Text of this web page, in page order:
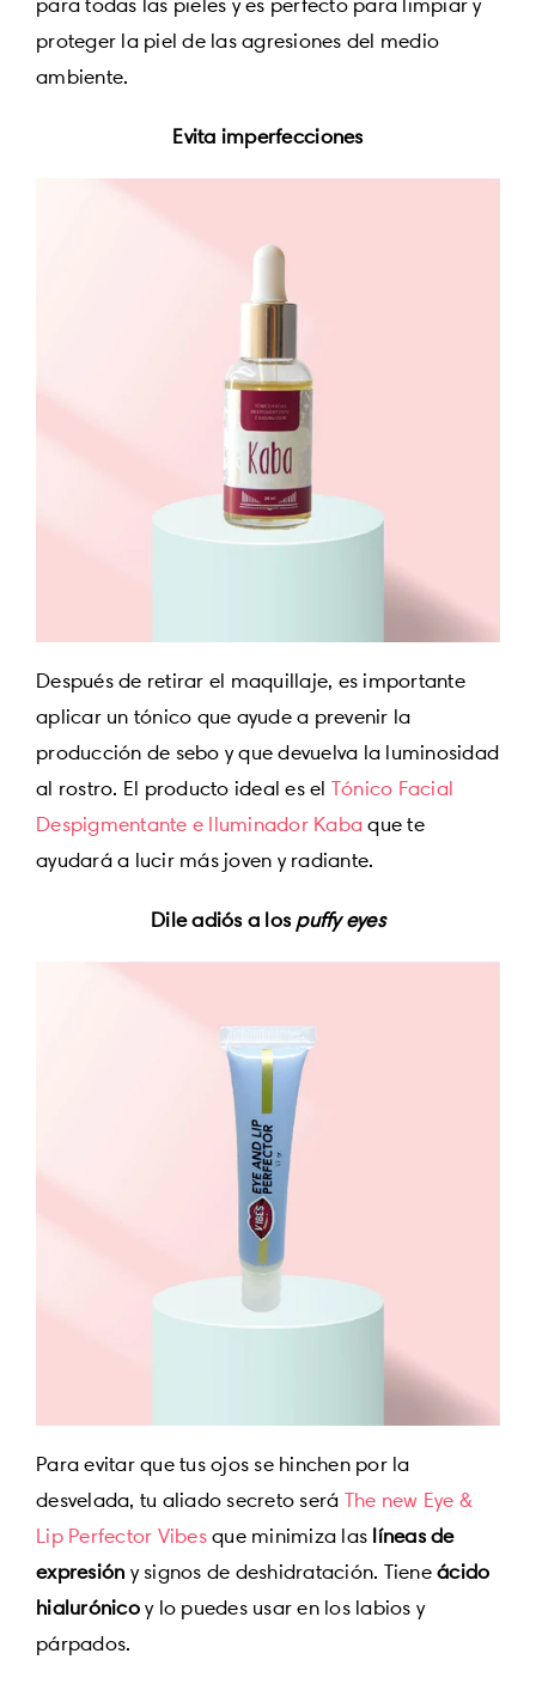
para todas las pieles y es perfecto para limpiar y
proteger la piel de las agresiones del medio
ambiente.
Evita imperfecciones
Después de retirar el maquillaje, es importante
aplicar un tónico que ayude a prevenir la
producción de sebo y que devuelva la luminosidad
al rostro. El producto ideal es el Tónico Facial
Despigmentante e Iluminador Kaba que te
ayudará a lucir más joven y radiante.
Dile adiós a los puffy eyes
Para evitar que tus ojos se hinchen por la
desvelada, tu aliado secreto será The new Eye &
Lip Perfector Vibesque minimiza las líneas de
expresión y signos de deshidratación. Tieneácido
hialurónicoy lo puedes usar en los labios y
párpados.